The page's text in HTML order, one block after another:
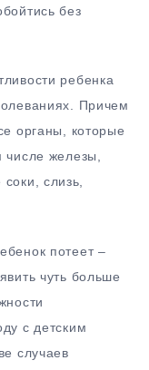
без
ребенка
Причем
органы, которые
числе железы,
слизь,
потеет –
чуть больше
с детским
случаев